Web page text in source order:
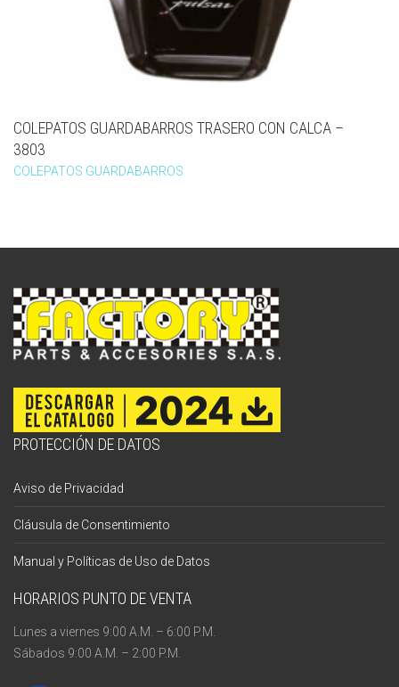
COLEPATOS GUARDABARROS TRASERO CON CALCA –
3803
COLEPATOS GUARDABARROS
PROTECCIÓN DE DATOS
Aviso de Privacidad
Cláusula de Consentimiento
Manual y Políticas de Uso de Datos
HORARIOS PUNTO DE VENTA
Lunes a viernes 9:00 A.M. – 6:00 P.M.
Sábados 9:00 A.M. – 2:00 P.M.